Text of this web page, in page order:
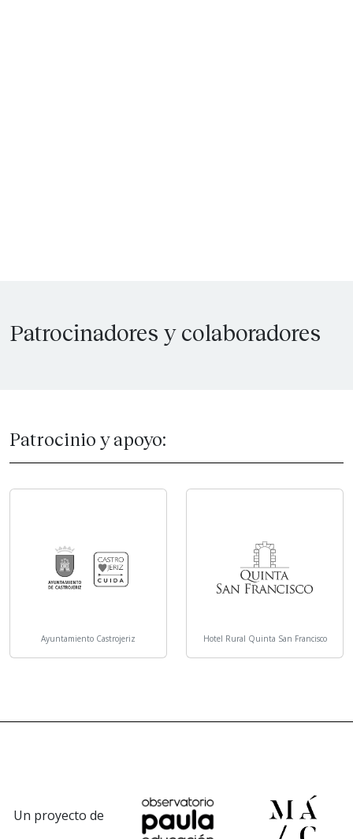
Patrocinadores y colaboradores
Patrocinio y apoyo:
Ayuntamiento Castrojeriz Hotel Rural Quinta San Francisco
Un proyecto de